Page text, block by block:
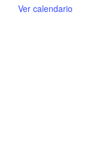
Ver calendario